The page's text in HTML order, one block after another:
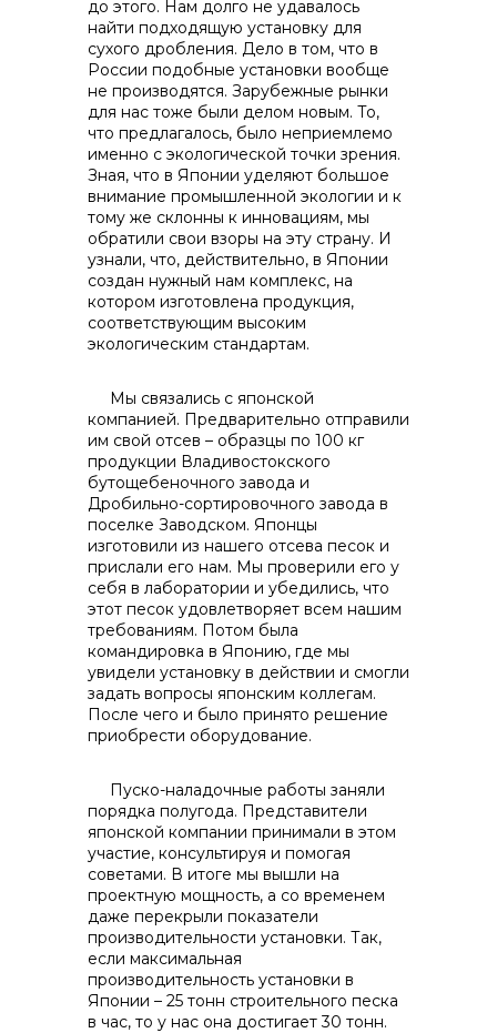
до этого. Нам долго не удавалось
найти подходящую установку для
сухого дробления. Дело в том, что в
России подобные установки вообще
не производятся. Зарубежные рынки
для нас тоже были делом новым. То,
что предлагалось, было неприемлемо
именно с экологической точки зрения.
Зная, что в Японии уделяют большое
внимание промышленной экологии и к
тому же склонны к инновациям, мы
обратили свои взоры на эту страну. И
узнали, что, действительно, в Японии
создан нужный нам комплекс, на
котором изготовлена продукция,
соответствующим высоким
экологическим стандартам.
Мы связались с японской
компанией. Предварительно отправили
им свой отсев – образцы по 100 кг
продукции Владивостокского
бутощебеночного завода и
Дробильно-сортировочного завода в
поселке Заводском. Японцы
изготовили из нашего отсева песок и
прислали его нам. Мы проверили его у
себя в лаборатории и убедились, что
этот песок удовлетворяет всем нашим
требованиям. Потом была
командировка в Японию, где мы
увидели установку в действии и смогли
задать вопросы японским коллегам.
После чего и было принято решение
приобрести оборудование.
Пуско-наладочные работы заняли
порядка полугода. Представители
японской компании принимали в этом
участие, консультируя и помогая
советами. В итоге мы вышли на
проектную мощность, а со временем
даже перекрыли показатели
производительности установки. Так,
если максимальная
производительность установки в
Японии – 25 тонн строительного песка
в час, то у нас она достигает 30 тонн.